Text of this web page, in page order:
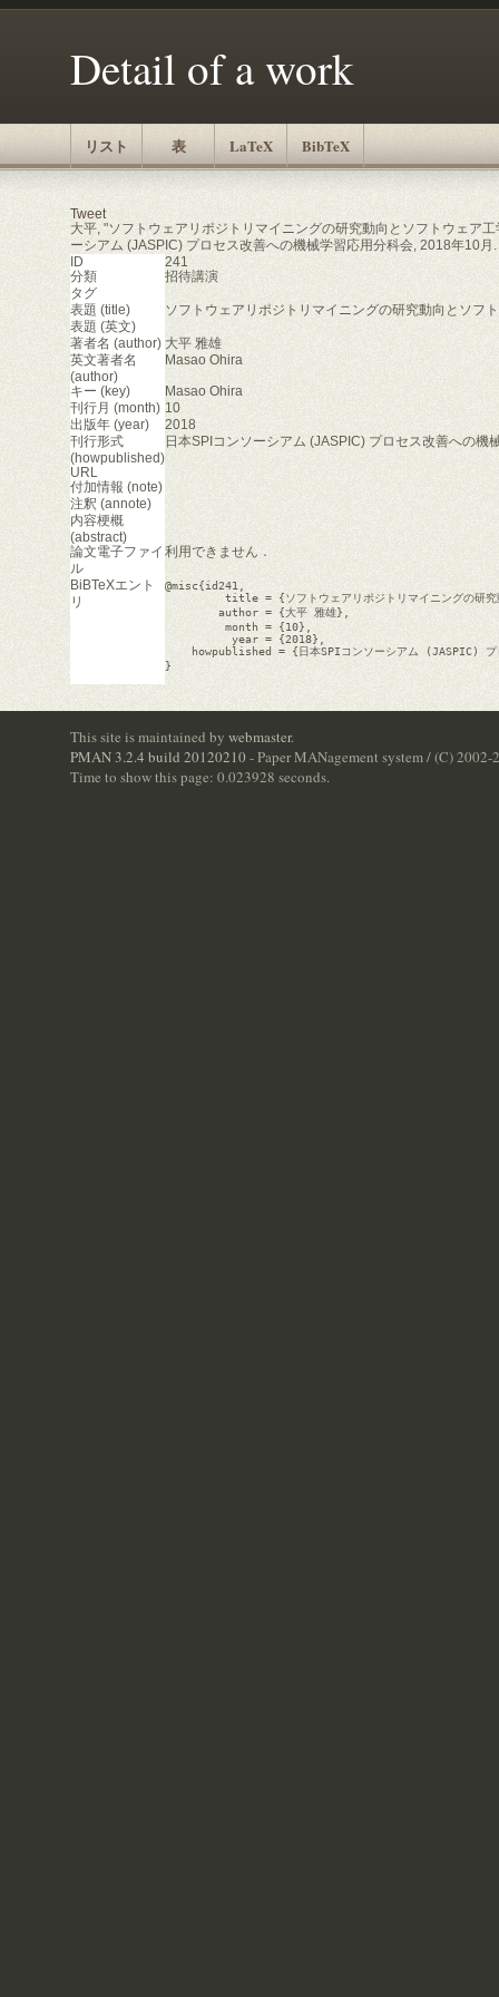
Detail of a work
リスト 表 LaTeX BibTeX
Tweet
大平, "ソフトウェアリポジトリマイニングの研究動向とソフトウェア
ーシアム (JASPIC) プロセス改善への機械学習応用分科会, 2018年10月.
ID
241
分類
招待講演
タグ
表題 (title)
ソフトウェアリポジトリマイニングの研究動向とソフ
表題 (英文)
著者名 (author) 大平 雅雄
英文著者名
(author)
Masao Ohira
キー (key)
Masao Ohira
刊行月 (month) 10
出版年 (year)
2018
刊行形式
(howpublished)
日本SPIコンソーシアム (JASPIC) プロセス改善への機
URL
付加情報 (note)
注釈 (annote)
内容梗概
(abstract)
論文電子ファイ
ル
利用できません．
BiBTeXエント
リ
@misc{id241,
title = {ソフトウェアリポジトリマイニングの研究
        author = {大平 雅雄},
         month = {10},
          year = {2018},
howpublished = {日本SPIコンソーシアム (JASPIC) プ
}
This site is maintained by webmaster.
PMAN 3.2.4 build 20120210 - Paper MANagement system / (C)
Time to show this page: 0.023928 seconds.